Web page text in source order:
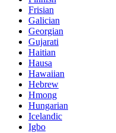
Frisian
Galician
Georgian
Gujarati
Haitian
Hausa
Hawaiian
Hebrew
Hmong
Hungarian
Icelandic
Igbo